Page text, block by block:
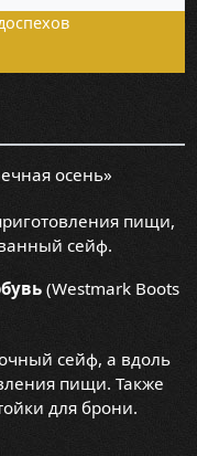
осень»
пищи,
сейф.
(Westmark Boots
сейф, а вдоль
пищи. Также
для брони.